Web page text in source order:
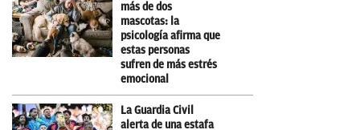
más de dos
mascotas: la
psicología afirma que
estas personas
sufren de más estrés
emocional
La Guardia Civil
alerta de una estafa